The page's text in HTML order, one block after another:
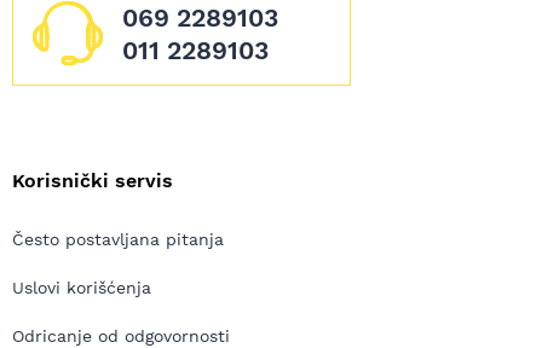
069 2289103
011 2289103
Korisnički servis
Često postavljana pitanja
Uslovi korišćenja
Odricanje od odgovornosti